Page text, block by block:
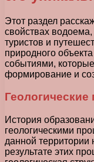
Этот раздел
свойствах
туристов и
природного
событиями,
формирование и
История
геологическими
данной территории
результате этих